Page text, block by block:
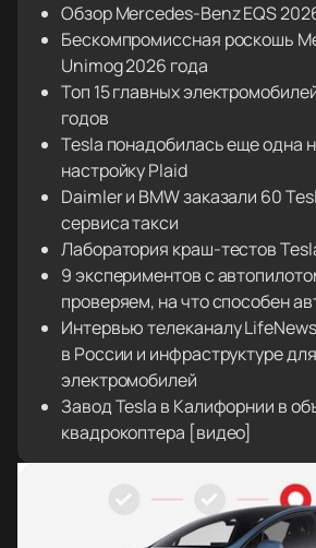
Обзор Mercedes-Benz EQS
Бескомпромиссная роскошь
Unimog 2026 года
Топ 15 главных
годов
Tesla понадобилась еще одна
настройку Plaid
Daimler и BMW заказали 60
сервиса такси
Лаборатория краш-тестов
9 экспериментов с
проверяем, на что способен
Интервью телеканалу
в России и инфраструктуре для
электромобилей
Завод Tesla в Калифорнии в
квадрокоптера [видео]